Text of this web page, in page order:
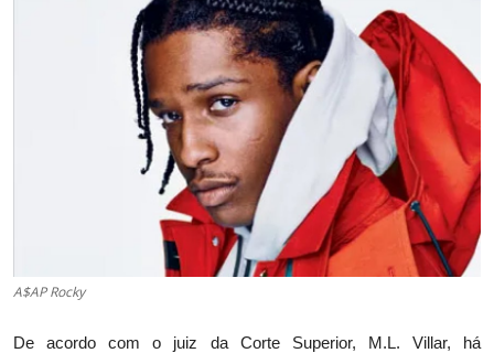
A$AP Rocky
De acordo com o juiz da Corte Superior, M.L. Villar, há